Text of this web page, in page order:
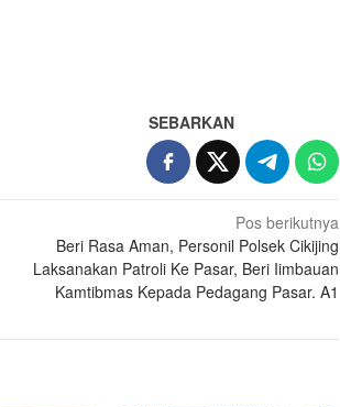
SEBARKAN
Pos berikutnya
Beri Rasa Aman, Personil Polsek Cikijing
Laksanakan Patroli Ke Pasar, Beri Iimbauan
Kamtibmas Kepada Pedagang Pasar. A1